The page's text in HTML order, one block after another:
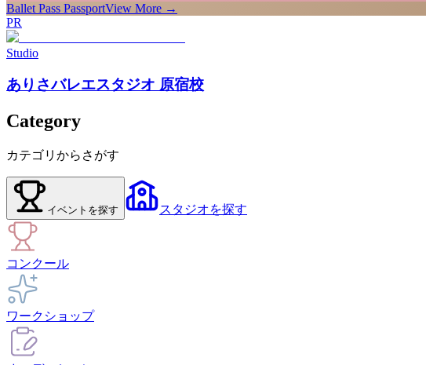
Ballet Pass PassportView More →
PR
Studio
ありさバレエスタジオ 原宿校
Category
カテゴリからさがす
イベント を探す スタジオを探す
コンクール
ワークショップ